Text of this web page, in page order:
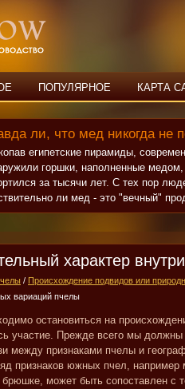
ПОПУЛЯРНОЕ КАРТА
ли, что мед никогда не
египетские пирамиды,
горшки, наполненные медом,
за тысячи лет. С тех пор
ли мед - это "вечный"
характер
/ Происхождение подвидов или
вариаций пчелы
остановиться на
участие. Прежде всего мы
между признаками пчелы и
признаков южных пчел,
брюшке, может быть сопоставлен с